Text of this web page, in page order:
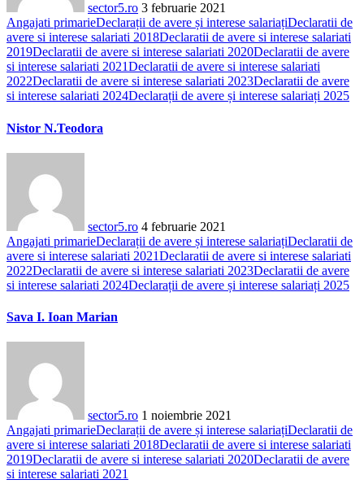
sector5.ro 3 februarie 2021
Angajati primarieDeclarații de avere și interese salariațiDeclaratii de
avere si interese salariati 2018Declaratii de avere si interese salariati
2019Declaratii de avere si interese salariati 2020Declaratii de avere
si interese salariati 2021Declaratii de avere si interese salariati
2022Declaratii de avere si interese salariati 2023Declaratii de avere
si interese salariati 2024Declarații de avere și interese salariați 2025
Nistor N.Teodora
sector5.ro 4 februarie 2021
Angajati primarieDeclarații de avere și interese salariațiDeclaratii de
avere si interese salariati 2021Declaratii de avere si interese salariati
2022Declaratii de avere si interese salariati 2023Declaratii de avere
si interese salariati 2024Declarații de avere și interese salariați 2025
Sava I. Ioan Marian
sector5.ro 1 noiembrie 2021
Angajati primarieDeclarații de avere și interese salariațiDeclaratii de
avere si interese salariati 2018Declaratii de avere si interese salariati
2019Declaratii de avere si interese salariati 2020Declaratii de avere
si interese salariati 2021